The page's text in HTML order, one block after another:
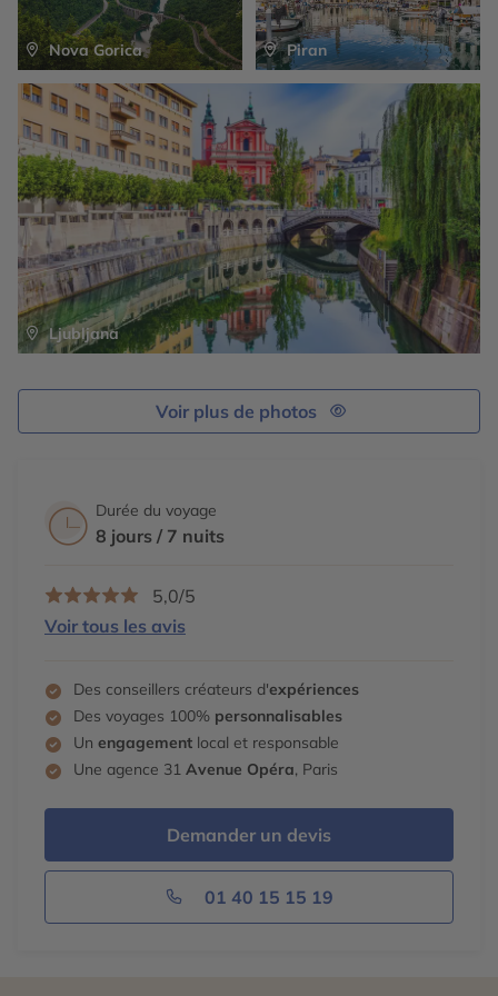
Ljubljana
Nova Gorica Piran
Voir plus de photos
Durée du voyage
8 jours / 7 nuits
5,0/5
Voir tous les avis
Des conseillers créateurs d'expériences
Des voyages 100% personnalisables
Un engagement local et responsable
Une agence 31 Avenue Opéra, Paris
Demander un devis
01 40 15 15 19